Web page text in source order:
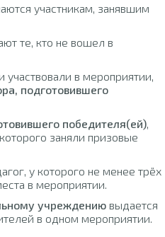
участникам, занявшим
те, кто не вошел в
в мероприятии,
подготовившего
победителя(ей),
заняли призовые
у которого не менее трёх
в мероприятии.
учреждению выдается
в одном мероприятии.